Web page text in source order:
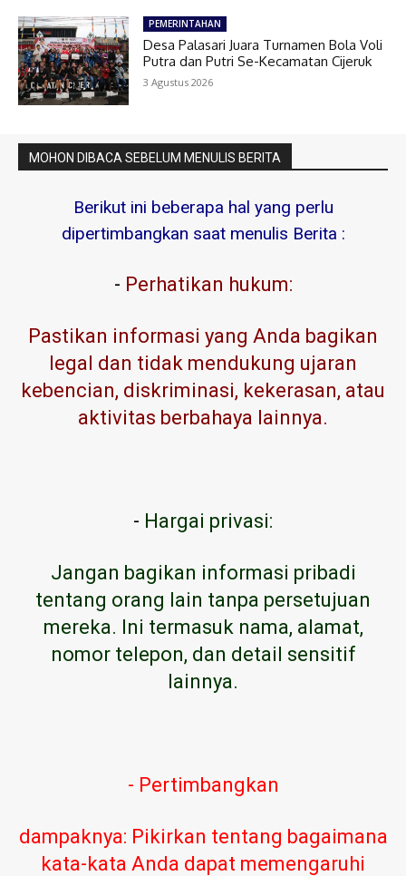
PEMERINTAHAN
Desa Palasari Juara Turnamen Bola Voli
Putra dan Putri Se-Kecamatan Cijeruk
3 Agustus 2026
MOHON DIBACA SEBELUM MENULIS BERITA
Berikut ini beberapa hal yang perlu
dipertimbangkan saat menulis Berita :
- Perhatikan hukum:
Pastikan informasi yang Anda bagikan
legal dan tidak mendukung ujaran
kebencian, diskriminasi, kekerasan, atau
aktivitas berbahaya lainnya.
- Hargai privasi:
Jangan bagikan informasi pribadi
tentang orang lain tanpa persetujuan
mereka. Ini termasuk nama, alamat,
nomor telepon, dan detail sensitif
lainnya.
- Pertimbangkan
dampaknya: Pikirkan tentang bagaimana
kata-kata Anda dapat memengaruhi